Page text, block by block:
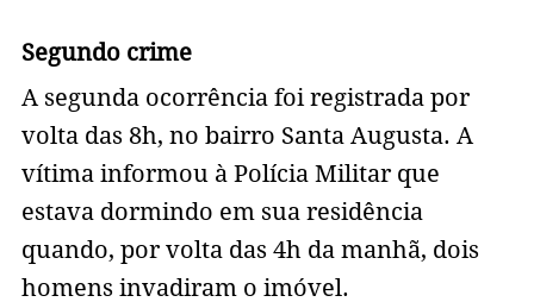
Segundo crime
A segunda ocorrência foi registrada por
volta das 8h, no bairro Santa Augusta. A
vítima informou à Polícia Militar que
estava dormindo em sua residência
quando, por volta das 4h da manhã, dois
homens invadiram o imóvel.